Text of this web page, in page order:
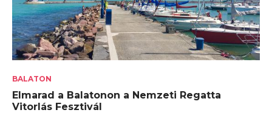
BALATON
Elmarad a Balatonon a Nemzeti Regatta
Vitorlás Fesztivál